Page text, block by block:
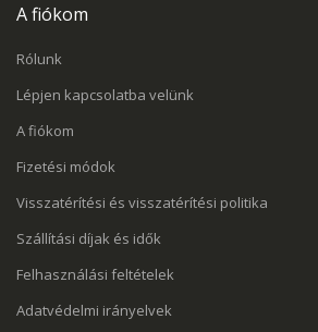
A fiókom
Rólunk
Lépjen kapcsolatba velünk
A fiókom
Fizetési módok
Visszatérítési és visszatérítési politika
Szállítási díjak és idők
Felhasználási feltételek
Adatvédelmi irányelvek